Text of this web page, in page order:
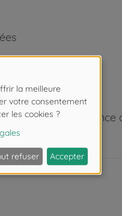
lié à la présence